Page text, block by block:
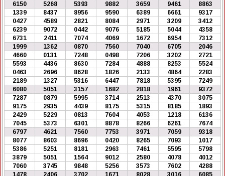
6150
5268 5393 9882 3659 9461
8863
1339
8437 8956 9590 6389 6661
9317
0427
4589 2821 8084 2971 3209
3412
6239
9072 0442 9076 5185 5044
4358
6731
2411 7074 4069 1672 6954
7312
1999
1362 0870 7560 7040 6705
2046
4660
0131 7248 0498 7206 3202
2721
5593
4436 8630 7284 4888 8253
5524
0463
2696 8628 1826 2133 4864
2283
2189
1327 5316 6447 7818 5395
7249
6080
5051 3157 1682 2818 1961
9372
7287
0879 5995 3714 2513 4370
3075
9175
2935 4439 8175 5315 8185
1893
2429
5229 0813 7604 4053 1218
6136
7045
5373 6301 8878 8266 6261
7674
6797
4621 7560 7753 3971 7059
9318
8077
8603 8696 0420 8265 7093
1017
5386
5251 8181 2963 7461 5595
5798
3879
5051 1564 9012 2580 4078
4012
7060
3745 9848 5256 3573 7602
4288
1478
2406 3702 1671 8028 3016
6085